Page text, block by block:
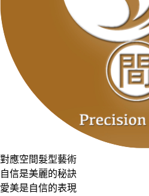
對應空間髮型藝術
自信是美麗的秘訣
愛美是自信的表現